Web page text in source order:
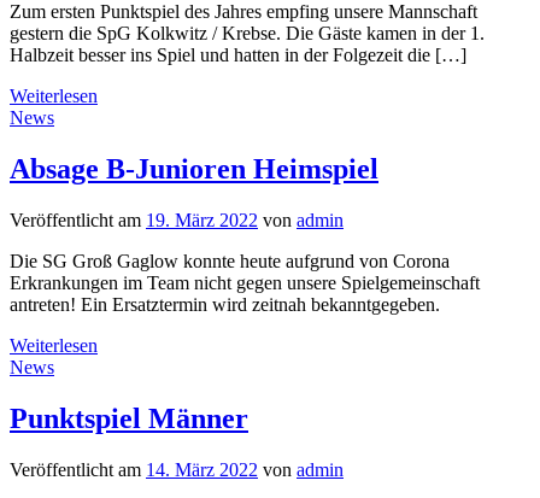
Zum ersten Punktspiel des Jahres empfing unsere Mannschaft
gestern die SpG Kolkwitz / Krebse. Die Gäste kamen in der 1.
Halbzeit besser ins Spiel und hatten in der Folgezeit die […]
Weiterlesen
News
Absage B-Junioren Heimspiel
Veröffentlicht am 19. März 2022 von admin
Die SG Groß Gaglow konnte heute aufgrund von Corona
Erkrankungen im Team nicht gegen unsere Spielgemeinschaft
antreten! Ein Ersatztermin wird zeitnah bekanntgegeben.
Weiterlesen
News
Punktspiel Männer
Veröffentlicht am 14. März 2022 von admin